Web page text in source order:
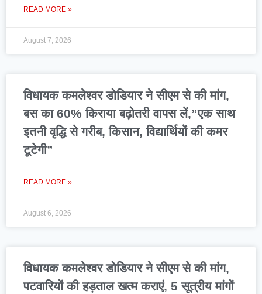
READ MORE »
August 7, 2026
विधायक कमलेश्वर डोडियार ने सीएम से की मांग,
बस का 60% किराया बढ़ोतरी वापस लें,”एक साथ
इतनी वृद्धि से गरीब, किसान, विद्यार्थियों की कमर
टूटेगी”
READ MORE »
August 6, 2026
विधायक कमलेश्वर डोडियार ने सीएम से की मांग,
पटवारियों की हड़ताल खत्म कराएं, 5 सूत्रीय मांगों